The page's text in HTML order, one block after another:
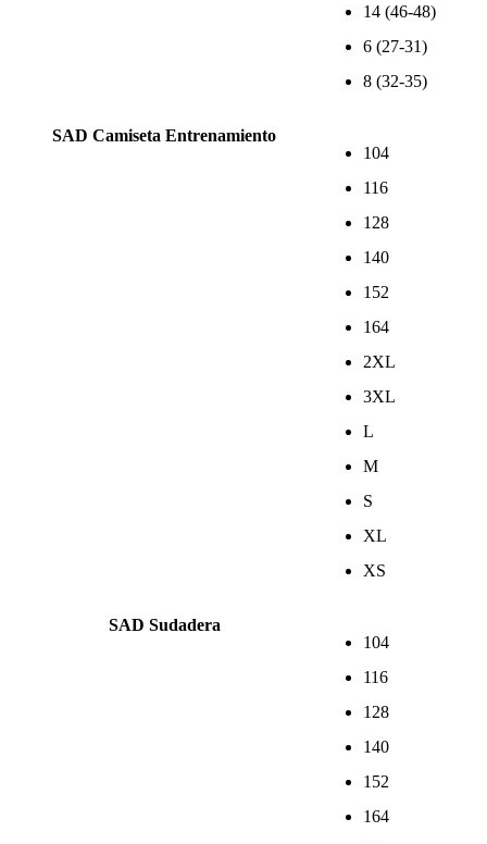
14 (46-48)
6 (27-31)
8 (32-35)
SAD Camiseta Entrenamiento
104
116
128
140
152
164
2XL
3XL
L
M
S
XL
XS
SAD Sudadera
104
116
128
140
152
164